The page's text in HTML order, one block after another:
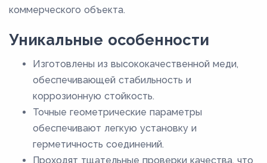
66,7
70
76,1
80
88,9
коммерческого объекта.
Уникальные особенности
Изготовлены из высококачественной меди,
обеспечивающей стабильность и
коррозионную стойкость.
Точные геометрические параметры
обеспечивают легкую установку и
герметичность соединений.
Проходят тщательные проверки качества, что